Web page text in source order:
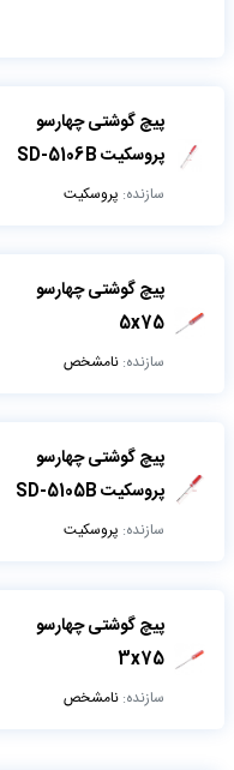
پیچ گوشتی چهارسو
پروسکیت SD-5106B
سازنده: پروسکیت
پیچ گوشتی چهارسو
5x75
سازنده:نامشخص
پیچ گوشتی چهارسو
پروسکیت SD-5105B
سازنده: پروسکیت
پیچ گوشتی چهارسو
3x75
سازنده:نامشخص